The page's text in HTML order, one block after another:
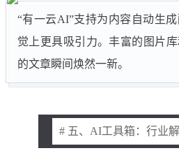
“有一云AI”支持为内容自动生
觉上更具吸引力。丰富的图片
的文章瞬间焕然一新。
# 五、AI工具箱：行业